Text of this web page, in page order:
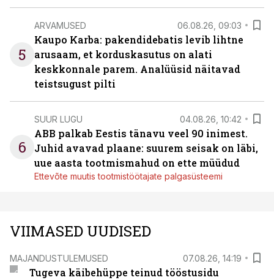
5
ARVAMUSED 06.08.26, 09:03
Kaupo Karba: pakendidebatis levib lihtne
arusaam, et korduskasutus on alati
keskkonnale parem. Analüüsid näitavad
teistsugust pilti
6
SUUR LUGU 04.08.26, 10:42
ABB palkab Eestis tänavu veel 90 inimest.
Juhid avavad plaane: suurem seisak on läbi,
uue aasta tootmismahud on ette müüdud
Ettevõte muutis tootmistöötajate palgasüsteemi
VIIMASED UUDISED
MAJANDUSTULEMUSED 07.08.26, 14:19
Tugeva käibehüppe teinud tööstusidu